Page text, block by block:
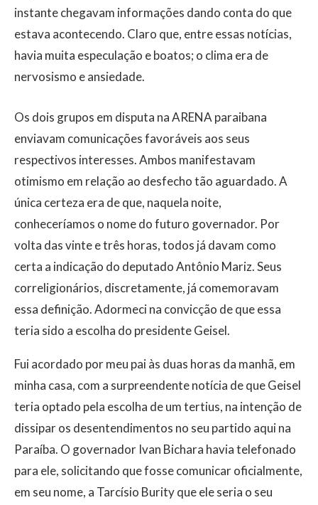
instante chegavam informações dando conta do que
estava acontecendo. Claro que, entre essas notícias,
havia muita especulação e boatos; o clima era de
nervosismo e ansiedade.
Os dois grupos em disputa na ARENA paraibana
enviavam comunicações favoráveis aos seus
respectivos interesses. Ambos manifestavam
otimismo em relação ao desfecho tão aguardado. A
única certeza era de que, naquela noite,
conheceríamos o nome do futuro governador. Por
volta das vinte e três horas, todos já davam como
certa a indicação do deputado Antônio Mariz. Seus
correligionários, discretamente, já comemoravam
essa definição. Adormeci na convicção de que essa
teria sido a escolha do presidente Geisel.
Fui acordado por meu pai às duas horas da manhã, em
minha casa, com a surpreendente notícia de que Geisel
teria optado pela escolha de um tertius, na intenção de
dissipar os desentendimentos no seu partido aqui na
Paraíba. O governador Ivan Bichara havia telefonado
para ele, solicitando que fosse comunicar oficialmente,
em seu nome, a Tarcísio Burity que ele seria o seu